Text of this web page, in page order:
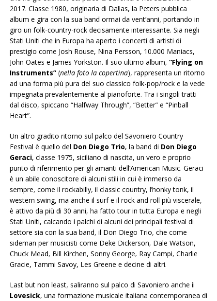
2017. Classe 1980, originaria di Dallas, la Peters pubblica
album e gira con la sua band ormai da vent’anni, portando in
giro un folk-country-rock decisamente interessante. Sia negli
Stati Uniti che in Europa ha aperto i concerti di artisti di
prestigio come Josh Rouse, Nina Persson, 10.000 Maniacs,
John Oates e James Yorkston. Il suo ultimo album, “Flying on
Instruments” (nella foto la copertina), rappresenta un ritorno
ad una forma più pura del suo classico folk-pop/rock e la vede
impegnata prevalentemente al pianoforte. Tra i singoli tratti
dal disco, spiccano “Halfway Through”, “Better” e “Pinball
Heart”.
Un altro gradito ritorno sul palco del Savoniero Country
Festival è quello del Don Diego Trio, la band di Don Diego
Geraci, classe 1975, siciliano di nascita, un vero e proprio
punto di riferimento per gli amanti dell’American Music. Geraci
è un abile conoscitore di alcuni stili in cui è immerso da
sempre, come il rockabilly, il classic country, l’honky tonk, il
western swing, ma anche il surf e il rock and roll più viscerale,
è attivo da più di 30 anni, ha fatto tour in tutta Europa e negli
Stati Uniti, calcando i palchi di alcuni dei principali festival di
settore sia con la sua band, il Don Diego Trio, che come
sideman per musicisti come Deke Dickerson, Dale Watson,
Chuck Mead, Bill Kirchen, Sonny George, Ray Campi, Charlie
Gracie, Tammi Savoy, Les Greene e decine di altri.
Last but non least, saliranno sul palco di Savoniero anche i
Lovesick, una formazione musicale italiana contemporanea di